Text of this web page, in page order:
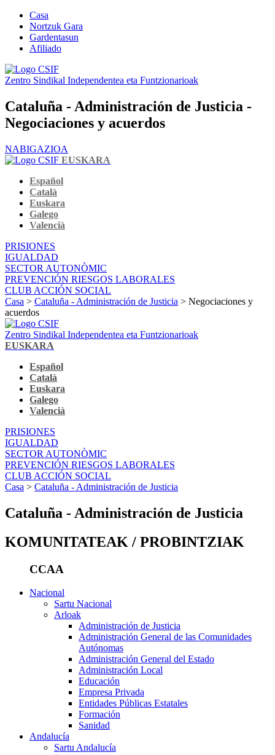
Casa
Nortzuk Gara
Gardentasun
Afiliado
Zentro Sindikal Independentea eta Funtzionarioak
Cataluña - Administración de Justicia -
Negociaciones y acuerdos
NABIGAZIOA
EUSKARA
Español
Català
Euskara
Galego
Valencià
PRISIONES
IGUALDAD
SECTOR AUTONÒMIC
PREVENCIÓN RIESGOS LABORALES
CLUB ACCIÓN SOCIAL
Casa > Cataluña - Administración de Justicia > Negociaciones y
acuerdos
Zentro Sindikal Independentea eta Funtzionarioak
EUSKARA
Español
Català
Euskara
Galego
Valencià
PRISIONES
IGUALDAD
SECTOR AUTONÒMIC
PREVENCIÓN RIESGOS LABORALES
CLUB ACCIÓN SOCIAL
Casa > Cataluña - Administración de Justicia
Cataluña - Administración de Justicia
KOMUNITATEAK / PROBINTZIAK
CCAA
Nacional
Sartu Nacional
Arloak
Administración de Justicia
Administración General de las Comunidades
Autónomas
Administración General del Estado
Administración Local
Educación
Empresa Privada
Entidades Públicas Estatales
Formación
Sanidad
Andalucía
Sartu Andalucía